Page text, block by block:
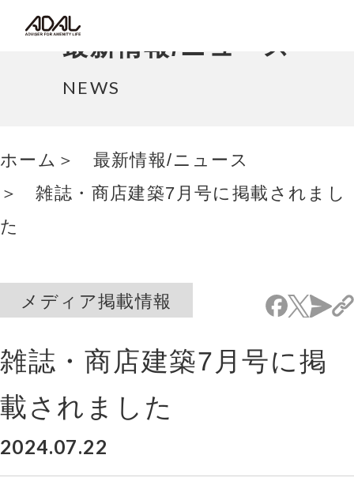
コラム
最新情報/ニュース
採用情報
最新情報/ニュース
NEWS
ホーム
最新情報/ニュース
雑誌・商店建築7月号に掲載されまし
た
メディア掲載情報
雑誌・商店建築7月号に掲
載されました
2024.07.22